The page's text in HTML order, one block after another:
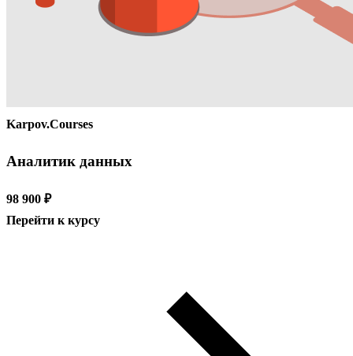
Karpov.Courses
Аналитик данных
98 900 ₽
Перейти к курсу